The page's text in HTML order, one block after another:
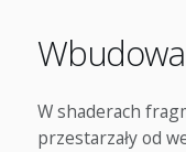
W shaderach
przestarzały od